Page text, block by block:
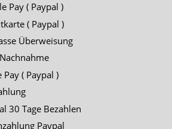
Pay ( Paypal )
( Paypal )
Überweisung
Pay ( Paypal )
30 Tage Bezahlen
Paypal